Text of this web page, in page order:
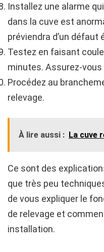
Installez une alarme
dans la cuve est
préviendra d’un défaut
Testez en faisant
minutes. Assurez-vous
Procédez au
relevage.
À lire aussi : La cuve
Ce sont des
que très peu
de vous expliquer le
de relevage et
installation.